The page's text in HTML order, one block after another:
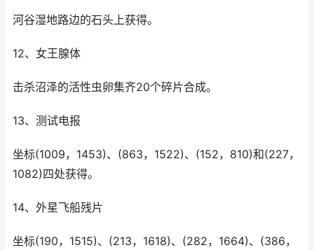
河谷湿地路边的石头上获得。
12、女王腺体
击杀沼泽的活性虫卵集齐20个碎片合成。
13、测试电报
坐标(1009，1453)、(863，1522)、(152，810)和(227，
1082)四处获得。
14、外星飞船残片
坐标(190，1515)、(213，1618)、(282，1664)、(386，